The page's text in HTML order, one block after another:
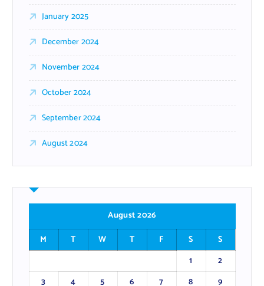
January 2025
December 2024
November 2024
October 2024
September 2024
August 2024
August 2026
M
T W T F S
S
1
2
3
4 5 6 7 8
9